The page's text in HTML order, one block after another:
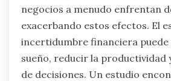
negocios a menudo enfrentan
exacerbando estos efectos. El
incertidumbre financiera
sueño, reducir la productividad
de decisiones. Un estudio